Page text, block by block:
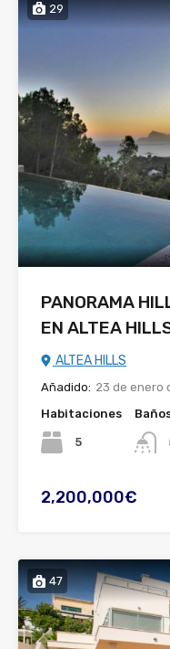
29
PANORAMA
EN ALTEA
ALTEA HILLS
Añadido: 23 de enero
Habitaciones
5
2,200,000€
47